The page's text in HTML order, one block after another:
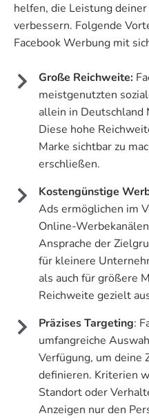
helfen, die Leistung
verbessern. Folgende
Facebook Werbung mit
Große Reichweite:
meistgenutzten
allein in Deutschland
Diese hohe
Marke sichtbar zu
erschließen.
Kostengünstige
Ads ermöglichen im
Online-
Ansprache der
für kleinere
als auch für größere
Reichweite gezielt
Präzises Targeting:
umfangreiche
Verfügung, um deine
definieren. Kriterien
Standort oder
Anzeigen nur den